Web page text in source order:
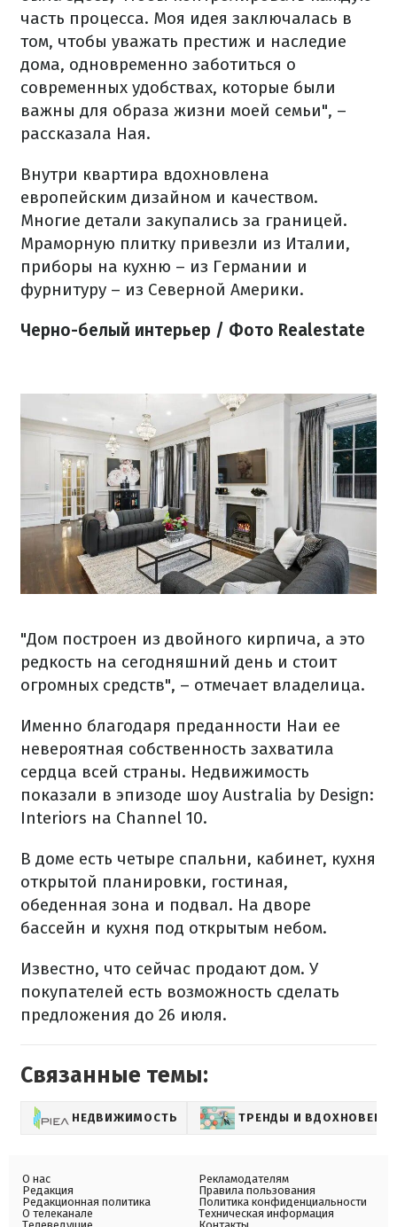
часть процесса. Моя идея заключалась в
том, чтобы уважать престиж и наследие
дома, одновременно заботиться о
современных удобствах, которые были
важны для образа жизни моей семьи", –
рассказала Ная.
Внутри квартира вдохновлена
европейским дизайном и качеством.
Многие детали закупались за границей.
Мраморную плитку привезли из Италии,
приборы на кухню – из Германии и
фурнитуру – из Северной Америки.
Черно-белый интерьер / Фото Realestate
"Дом построен из двойного кирпича, а это
редкость на сегодняшний день и стоит
огромных средств", – отмечает владелица.
Именно благодаря преданности Наи ее
невероятная собственность захватила
сердца всей страны. Недвижимость
показали в эпизоде шоу Australia by Design:
Interiors на Channel 10.
В доме есть четыре спальни, кабинет, кухня
открытой планировки, гостиная,
обеденная зона и подвал. На дворе
бассейн и кухня под открытым небом.
Известно, что сейчас продают дом. У
покупателей есть возможность сделать
предложения до 26 июля.
Связанные темы:
НЕДВИЖИМОСТЬ ТРЕНДЫ И ВДОХНОВЕНИЕ
О нас
Редакция
Редакционная политика
О телеканале
Телеведущие
Рекламодателям
Правила пользования
Политика конфиденциальности
Техническая информация
Контакты